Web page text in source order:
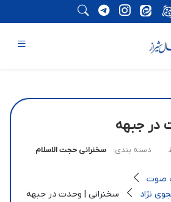
در جبهه
دسته بندی:
سخنرانی حجت الاسلام
صوت
نژاد
سخنرانی | وحدت در جبهه